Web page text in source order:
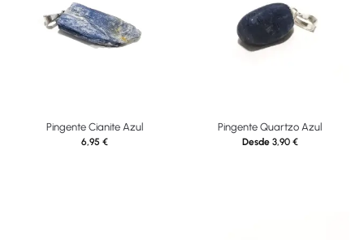
Pingente Cianite Azul
6,95 €
Pingente Quartzo Azul
Desde 3,90 €